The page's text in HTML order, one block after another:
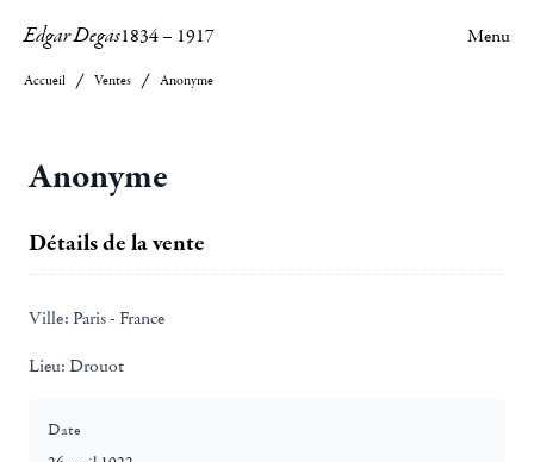
Edgar Degas1834– 1917 Menu
Accueil Ventes Anonyme
Anonyme
Détails de la vente
Ville: Paris - France
Lieu: Drouot
Date